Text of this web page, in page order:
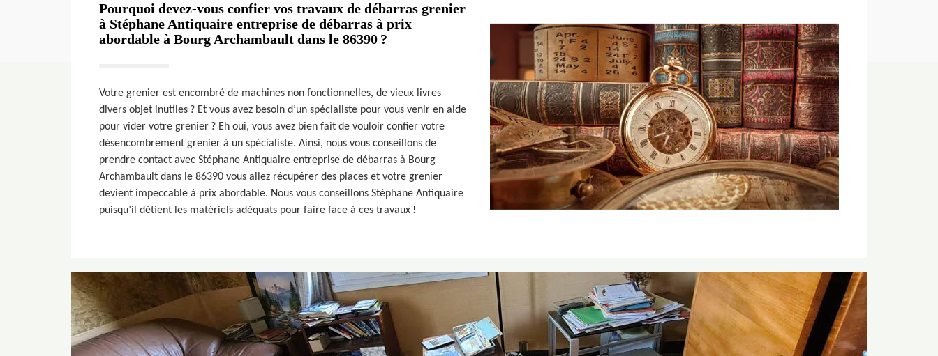
Pourquoi devez-vous confier vos travaux de débarras grenier
à Stéphane Antiquaire entreprise de débarras à prix
abordable à Bourg Archambault dans le 86390 ?
Votre grenier est encombré de machines non fonctionnelles, de vieux livres
divers objet inutiles ? Et vous avez besoin d’un spécialiste pour vous venir en aide
pour vider votre grenier ? Eh oui, vous avez bien fait de vouloir confier votre
désencombrement grenier à un spécialiste. Ainsi, nous vous conseillons de
prendre contact avec Stéphane Antiquaire entreprise de débarras à Bourg
Archambault dans le 86390 vous allez récupérer des places et votre grenier
devient impeccable à prix abordable. Nous vous conseillons Stéphane Antiquaire
puisqu’il détient les matériels adéquats pour faire face à ces travaux !